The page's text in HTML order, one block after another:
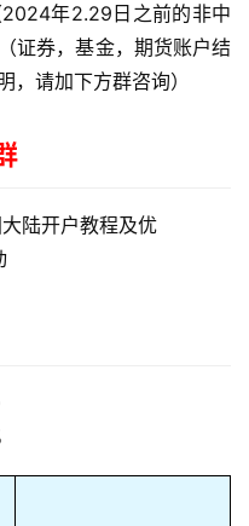
年2.29日之前的非中
证券，基金，期货账户结
，请加下方群咨询）